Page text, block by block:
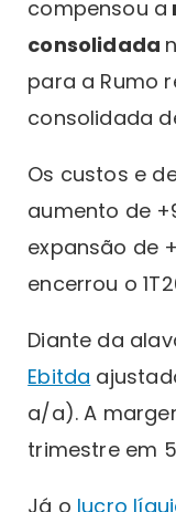
compensou a
consolidada
para a Rumo
consolidada
Os custos e
aumento de
expansão de
encerrou o
Diante da
Ebitda
a/a). A
trimestre em
Já o lucro